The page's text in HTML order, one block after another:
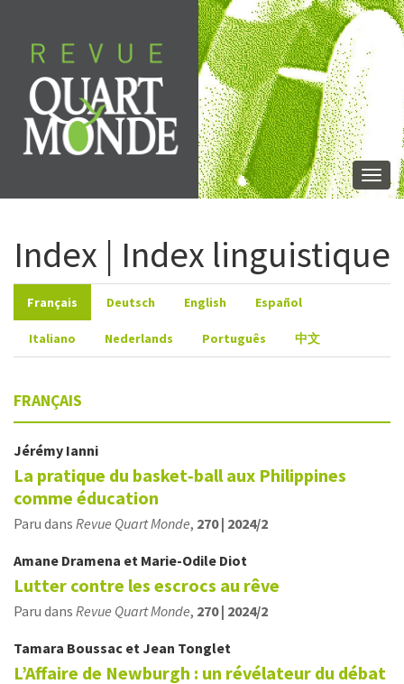
contenu
Index | Index linguistique
Français Deutsch English Español
Italiano Nederlands Português 中文
FRANÇAIS
Jérémy Ianni
La pratique du basket‑ball aux Philippines
comme éducation
Paru dans Revue Quart Monde, 270 | 2024/2
Amane Dramena et Marie-Odile Diot
Lutter contre les escrocs au rêve
Paru dans Revue Quart Monde, 270 | 2024/2
Tamara Boussac etJean Tonglet
L’Affaire de Newburgh : un révélateur du débat